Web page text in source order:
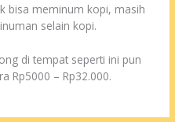
bisa meminum kopi, masih
selain kopi.
di tempat seperti ini pun
Rp5000 – Rp32.000.